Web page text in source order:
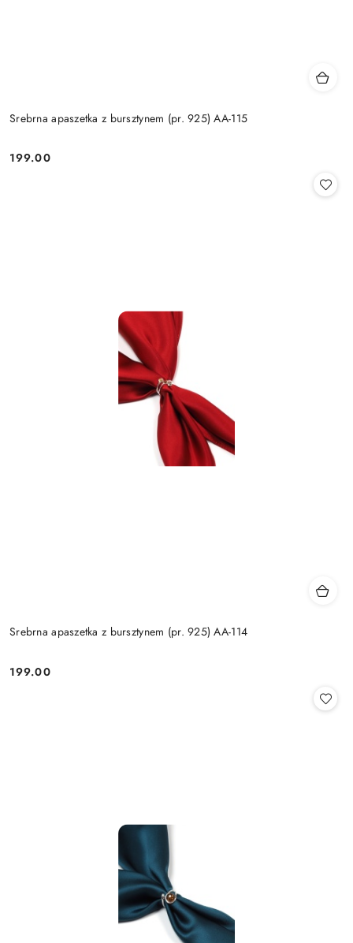
Srebrna apaszetka z bursztynem (pr. 925) AA-115
Cena:
199.00
Srebrna apaszetka z bursztynem (pr. 925) AA-114
Cena:
199.00